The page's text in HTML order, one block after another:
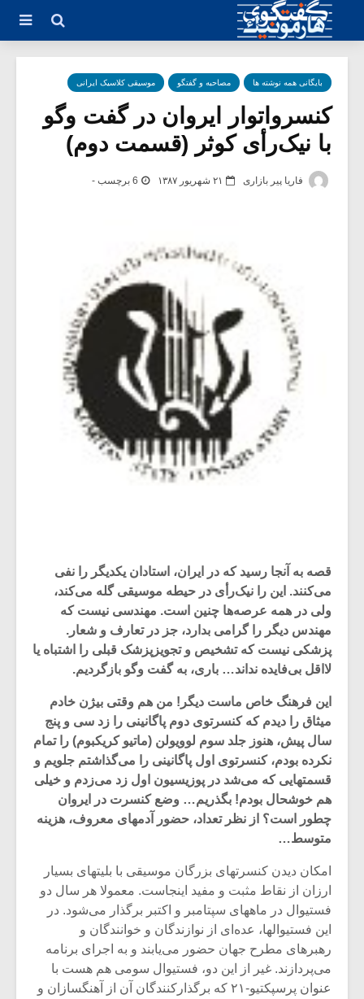
بایگانی همه نوشته ها مصاحبه و گفتگو موسیقی کلاسیک ایرانی
کنسرواتوار ایروان در گفت وگو
با نیک‌رأی کوثر (قسمت دوم)
فاریا پیر بازاری ۲۱ شهریور ۱۳۸۷ 6 برچسب -
قصه به آنجا رسید که در ایران، استادان یکدیگر را نفی
می‌کنند. این را نیک‌رأی در حیطه موسیقی گله می‌کند،
ولی در همه عرصه‌ها چنین است. مهندسی نیست که
مهندس دیگر را گرامی بدارد، جز در تعارف و شعار.
پزشکی نیست که تشخیص و تجویزپزشک قبلی را اشتباه یا
لااقل بی‌فایده نداند… باری، به گفت وگو بازگردیم.
این فرهنگ خاص ماست دیگر! من هم وقتی بیژن خادم
میثاق را دیدم که کنسرتوی دوم پاگانینی را زد سی و پنج
سال پیش، هنوز جلد سوم لوویولن (ماتیو کریکبوم) را تمام
نکرده بودم، کنسرتوی اول پاگانینی را می‌گذاشتم جلویم و
قسمتهایی که می‌شد در پوزیسیون اول زد می‌زدم و خیلی
هم خوشحال بودم! بگذریم… وضع کنسرت در ایروان
چطور است؟ از نظر تعداد، حضور آدمهای معروف، هزینه
متوسط…
امکان دیدن کنسرتهای بزرگان موسیقی با بلیتهای بسیار
ارزان از نقاط مثبت و مفید اینجاست. معمولا هر سال دو
فستیوال در ماههای سپتامبر و اکتبر برگذار می‌شود. در
این فستیوالها، عده‌ای از نوازندگان و خوانندگان و
رهبرهای مطرح جهان حضور می‌یابند و به اجرای برنامه
می‌پردازند. غیر از این دو، فستیوال سومی هم هست با
عنوان پرسپکتیو-۲۱ که برگذارکنندگان آن از آهنگسازان و
میکلوش روژا